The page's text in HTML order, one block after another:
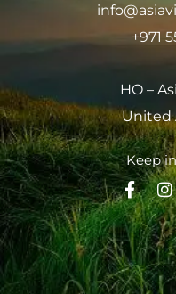
+971
HO –
United
Keep